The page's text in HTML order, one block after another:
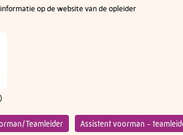
op de website van de opleider
Teamleider Assistent voorman -